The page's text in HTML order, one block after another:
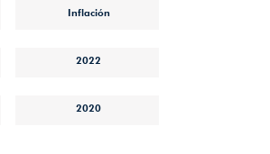
Inflación
2022
2020